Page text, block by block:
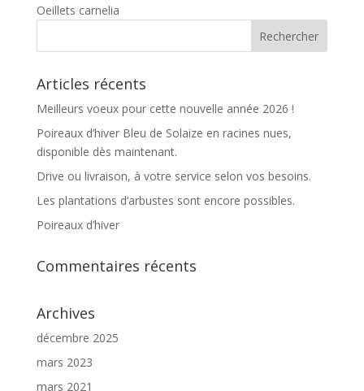
Oeillets carnelia
Articles récents
Meilleurs voeux pour cette nouvelle année 2026 !
Poireaux d’hiver Bleu de Solaize en racines nues,
disponible dès maintenant.
Drive ou livraison, à votre service selon vos besoins.
Les plantations d’arbustes sont encore possibles.
Poireaux d’hiver
Commentaires récents
Archives
décembre 2025
mars 2023
mars 2021